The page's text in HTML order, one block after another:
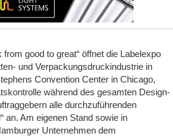
good to great“ öffnet die Labelexpo
und Verpackungsdruckindustrie in
Convention Center in Chicago,
während des gesamten Design-
alle durchzuführenden
an. Am eigenen Stand sowie in
Unternehmen dem